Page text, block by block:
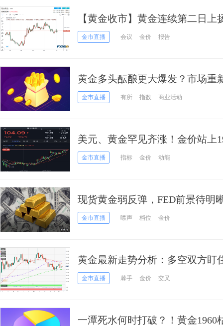
【黄金收市】黄金连续第二日
经 当心这一央行再突袭市场
金市直播 会议 金价 报告
黄金多头酝酿更大爆发？市场重
金价或将保持高位
金市直播 有所 指数 商业活动
美元、黄金罕见齐涨！金价站上
和黄金最新交易分析
金市直播 指标 金价 动能
现货黄金弱反弹，FED前景待明
须“借力”
金市直播 噤声 档位 金价
黄金最新走势分析：多空双方盯
价波动风险
金市直播 棘手 金价 交叉
一潭死水何时打破？！黄金1960